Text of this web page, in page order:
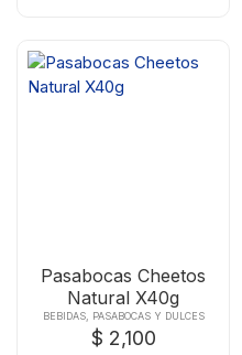
Pasabocas Cheetos
Natural X40g
BEBIDAS, PASABOCAS Y DULCES
$ 2,100